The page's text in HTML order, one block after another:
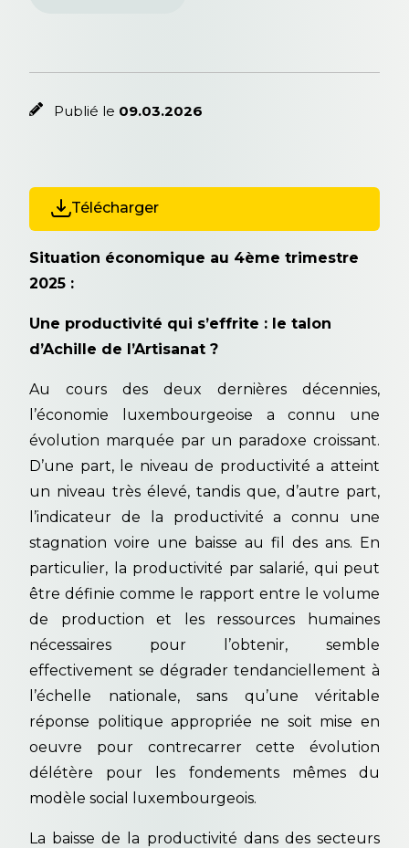
Publié le 09.03.2026
Télécharger
Situation économique au 4ème trimestre
2025 :
Une productivité qui s’effrite : le talon
d’Achille de l’Artisanat ?
Au cours des deux dernières décennies,
l’économie luxembourgeoise a connu une
évolution marquée par un paradoxe croissant.
D’une part, le niveau de productivité a atteint
un niveau très élevé, tandis que, d’autre part,
l’indicateur de la productivité a connu une
stagnation voire une baisse au fil des ans. En
particulier, la productivité par salarié, qui peut
être définie comme le rapport entre le volume
de production et les ressources humaines
nécessaires pour l’obtenir, semble
effectivement se dégrader tendanciellement à
l’échelle nationale, sans qu’une véritable
réponse politique appropriée ne soit mise en
oeuvre pour contrecarrer cette évolution
délétère pour les fondements mêmes du
modèle social luxembourgeois.
La baisse de la productivité dans des secteurs